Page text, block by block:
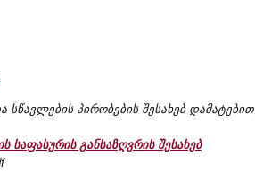
პირობების შესახებ დამატებით
საფასურის განსაზღვრის შესახებ